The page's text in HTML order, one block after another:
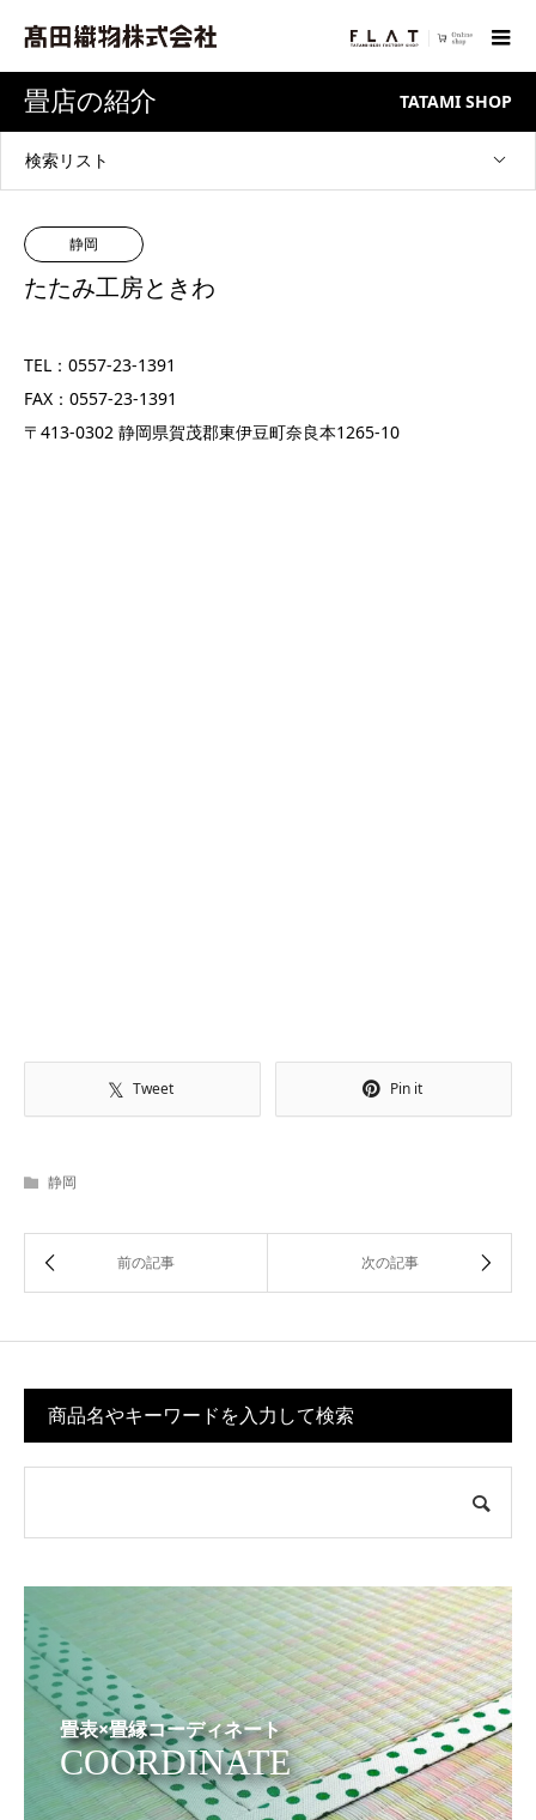
畳店の紹介 TATAMI SHOP
検索リスト
静岡
たたみ工房ときわ
TEL：0557-23-1391
FAX：0557-23-1391
〒413-0302 静岡県賀茂郡東伊豆町奈良本1265-10
Tweet Pin it
静岡
商品名やキーワードを入力して検索
畳表×畳縁コーディネート
COORDINATE